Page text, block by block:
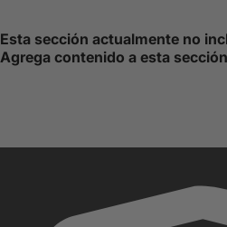
Esta sección actualmente no
Agrega contenido a esta